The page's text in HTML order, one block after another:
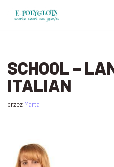
SCHOOL –
ITALIAN
przez Marta